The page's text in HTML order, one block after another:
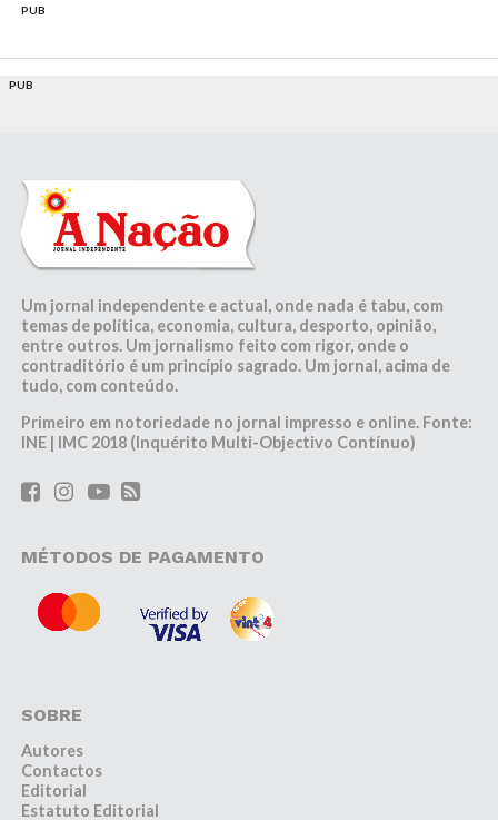
PUB
PUB
Um jornal independente e actual, onde nada é tabu, com
temas de política, economia, cultura, desporto, opinião,
entre outros. Um jornalismo feito com rigor, onde o
contraditório é um princípio sagrado. Um jornal, acima de
tudo, com conteúdo.
Primeiro em notoriedade no jornal impresso e online. Fonte:
INE | IMC 2018 (Inquérito Multi-Objectivo Contínuo)
MÉTODOS DE PAGAMENTO
SOBRE
Autores
Contactos
Editorial
Estatuto Editorial